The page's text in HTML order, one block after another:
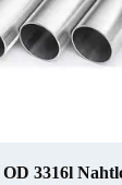
3316l